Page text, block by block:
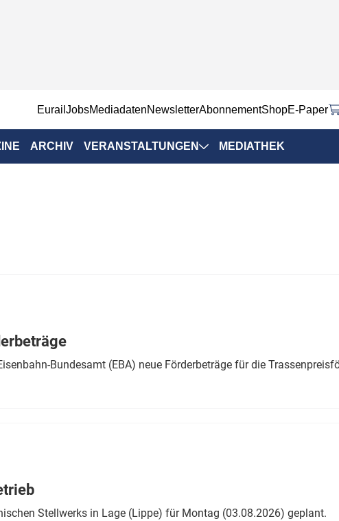
EurailJobsMediadatenNewsletterAbonnementShopE-Paper
ARCHIV VERANSTALTUNGEN MEDIATHEK
Bundesamt (EBA) neue Förderbeträge für die
Stellwerks in Lage (Lippe) für Montag (03.08.2026) geplant.